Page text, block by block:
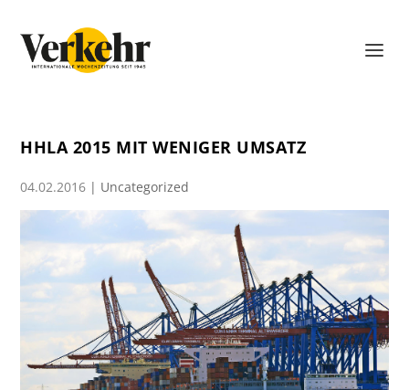
HHLA 2015 MIT WENIGER UMSATZ
04.02.2016 | Uncategorized